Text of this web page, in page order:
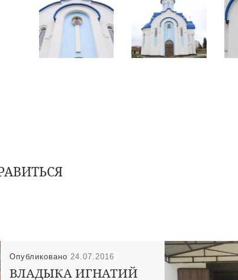
Опубликовано 24.07.2016
ВЛАДЫКА ИГНАТИЙ